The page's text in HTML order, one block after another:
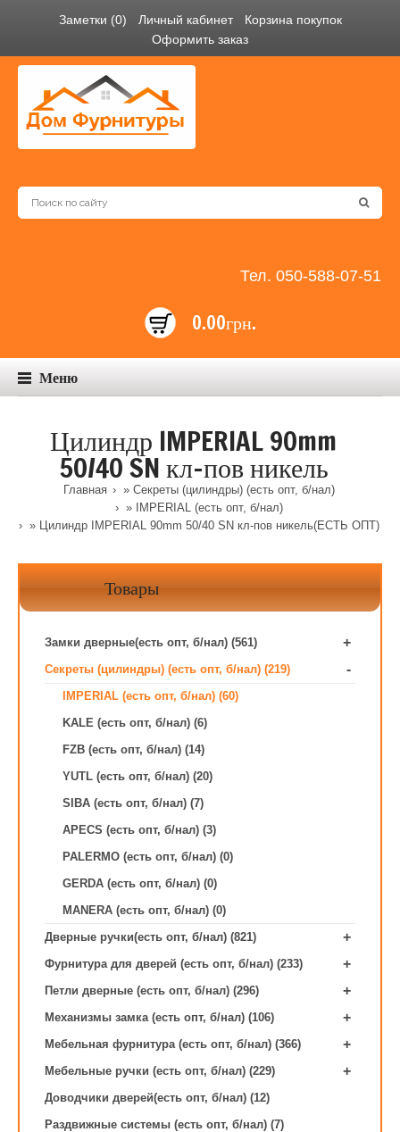
Заметки (0) Личный кабинет
Корзина покупок
Оформить заказ
Тел. 050-588-07-51
0.00грн.
Меню
Цилиндр IMPERIAL 90mm
50/40 SN кл-пов никель
Главная » Секреты (цилиндры) (есть опт, б/нал)
»
IMPERIAL (есть опт, б/нал)
» Цилиндр IMPERIAL 90mm 50/40 SN кл-пов никель(ЕСТЬ ОПТ)
Товары
Замки дверные(есть опт, б/нал) (561) +
Секреты (цилиндры) (есть опт, б/нал) (219) -
IMPERIAL (есть опт, б/нал) (60)
KALE (есть опт, б/нал) (6)
FZB (есть опт, б/нал) (14)
YUTL (есть опт, б/нал) (20)
SIBA (есть опт, б/нал) (7)
APECS (есть опт, б/нал) (3)
PALERMO (есть опт, б/нал) (0)
GERDA (есть опт, б/нал) (0)
MANERA (есть опт, б/нал) (0)
Дверные ручки(есть опт, б/нал) (821)
+
Фурнитура для дверей (есть опт, б/нал) (233) +
Петли дверные (есть опт, б/нал) (296) +
Механизмы замка (есть опт, б/нал) (106) +
Мебельная фурнитура (есть опт, б/нал) (366) +
Мебельные ручки (есть опт, б/нал) (229) +
Доводчики дверей(есть опт, б/нал) (12)
Раздвижные системы (есть опт, б/нал) (7)